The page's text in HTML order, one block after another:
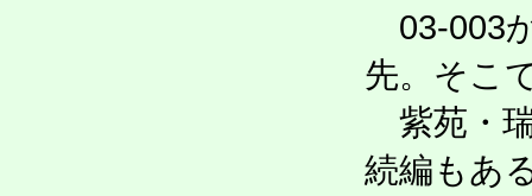
03-003
先。そこ
紫苑・
続編もあ